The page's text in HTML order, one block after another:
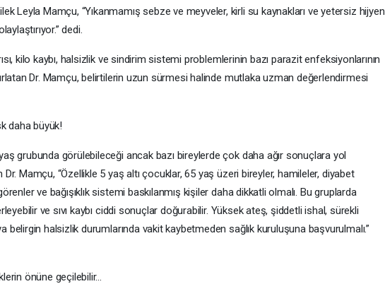
Leyla Mamçu, “Yıkanmamış sebze ve meyveler, kirli su kaynakları ve yetersiz hijyen
dedi.
kilo kaybı, halsizlik ve sindirim sistemi problemlerinin bazı parazit enfeksiyonlarının
Dr. Mamçu, belirtilerin uzun sürmesi halinde mutlaka uzman değerlendirmesi
daha büyük!
grubunda görülebileceği ancak bazı bireylerde çok daha ağır sonuçlara yol
Dr. Mamçu, “Özellikle 5 yaş altı çocuklar, 65 yaş üzeri bireyler, hamileler, diyabet
ve bağışıklık sistemi baskılanmış kişiler daha dikkatli olmalı. Bu gruplarda
ve sıvı kaybı ciddi sonuçlar doğurabilir. Yüksek ateş, şiddetli ishal, sürekli
belirgin halsizlik durumlarında vakit kaybetmeden sağlık kuruluşuna başvurulmalı.”
önüne geçilebilir…